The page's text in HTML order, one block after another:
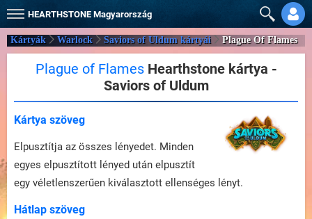
HEARTHSTONE Magyarország
Kártyák Warlock Saviors of Uldum kártyái Plague Of Flames
Plague of FlamesHearthstone kártya -
Saviors of Uldum
Kártya szöveg
Elpusztítja az összes lényedet. Minden
egyes elpusztított lényed után elpusztít
egy véletlenszerűen kiválasztott ellenséges lényt.
Hátlap szöveg